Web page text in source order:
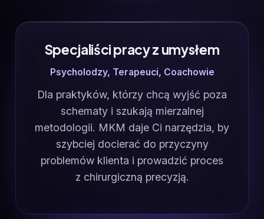
Specjaliści pracy z umysłem
Psycholodzy, Terapeuci, Coachowie
Dla praktyków, którzy chcą wyjść poza
schematy i szukają mierzalnej
metodologii. MKM daje Ci narzędzia, by
szybciej docierać do przyczyny
problemów klienta i prowadzić proces
z chirurgiczną precyzją.